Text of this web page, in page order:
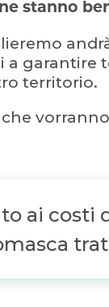
stanno
a garantire
territorio.
ai costi